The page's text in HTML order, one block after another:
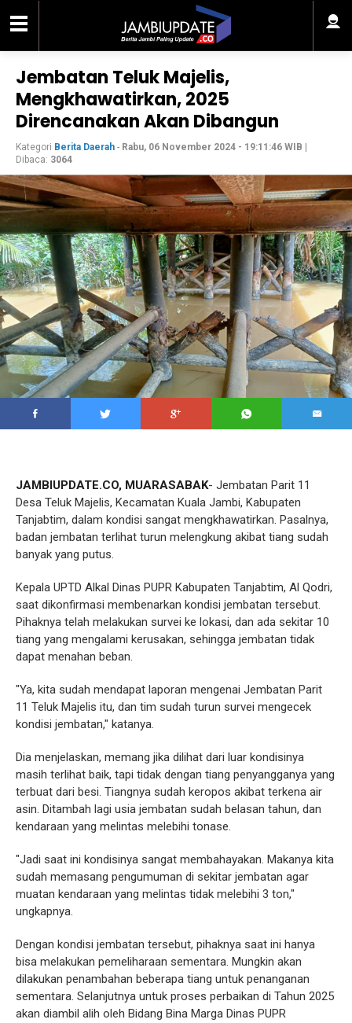
Jembatan Teluk Majelis,
Mengkhawatirkan, 2025
Direncanakan Akan Dibangun
Kategori Berita Daerah - Rabu, 06 November 2024 - 19:11:46 WIB
Dibaca: 3064
JAMBIUPDATE.CO, MUARASABAK- Jembatan Parit 11
Desa Teluk Majelis, Kecamatan Kuala Jambi, Kabupaten
Tanjabtim, dalam kondisi sangat mengkhawatirkan. Pasalnya,
badan jembatan terlihat turun melengkung akibat tiang sudah
banyak yang putus.
Kepala UPTD Alkal Dinas PUPR Kabupaten Tanjabtim, Al Qodri,
saat dikonfirmasi membenarkan kondisi jembatan tersebut.
Pihaknya telah melakukan survei ke lokasi, dan ada sekitar 10
tiang yang mengalami kerusakan, sehingga jembatan tidak
dapat menahan beban.
"Ya, kita sudah mendapat laporan mengenai Jembatan Parit
11 Teluk Majelis itu, dan tim sudah turun survei mengecek
kondisi jembatan," katanya.
Dia menjelaskan, memang jika dilihat dari luar kondisinya
masih terlihat baik, tapi tidak dengan tiang penyangganya yang
terbuat dari besi. Tiangnya sudah keropos akibat terkena air
asin. Ditambah lagi usia jembatan sudah belasan tahun, dan
kendaraan yang melintas melebihi tonase.
"Jadi saat ini kondisinya sangat membahayakan. Makanya kita
sudah memasang pengumuman di sekitar jembatan agar
muatan kendaraan yang melintas tidak melebihi 3 ton,"
ungkapnya.
Dengan kondisi jembatan tersebut, pihaknya saat ini hanya
bisa melakukan pemeliharaan sementara. Mungkin akan
dilakukan penambahan beberapa tiang untuk penanganan
sementara. Selanjutnya untuk proses perbaikan di Tahun 2025
akan diambil alih oleh Bidang Bina Marga Dinas PUPR